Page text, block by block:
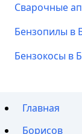
Сварочные
Бензопилы в
Бензокосы в
Главная
Борисов